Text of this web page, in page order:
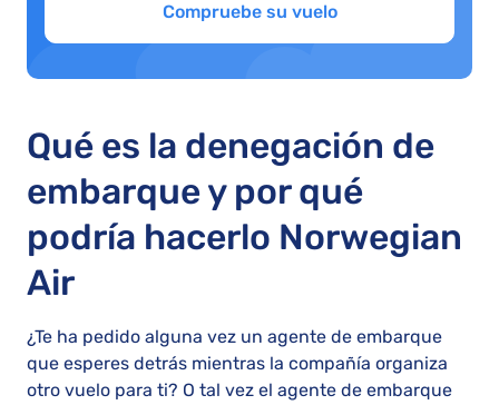
Compruebe su vuelo
Qué es la denegación de
embarque y por qué
podría hacerlo Norwegian
Air
¿Te ha pedido alguna vez un agente de embarque
que esperes detrás mientras la compañía organiza
otro vuelo para ti? O tal vez el agente de embarque